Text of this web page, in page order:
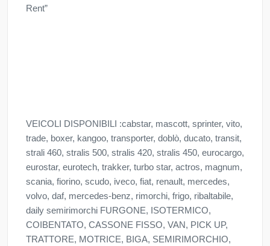
Rent”
VEICOLI DISPONIBILI :cabstar, mascott, sprinter, vito,
trade, boxer, kangoo, transporter, doblò, ducato, transit,
strali 460, stralis 500, stralis 420, stralis 450, eurocargo,
eurostar, eurotech, trakker, turbo star, actros, magnum,
scania, fiorino, scudo, iveco, fiat, renault, mercedes,
volvo, daf, mercedes-benz, rimorchi, frigo, ribaltabile,
daily semirimorchi FURGONE, ISOTERMICO,
COIBENTATO, CASSONE FISSO, VAN, PICK UP,
TRATTORE, MOTRICE, BIGA, SEMIRIMORCHIO,